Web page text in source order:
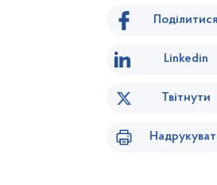
Поділитися
Linkedin
Твітнути